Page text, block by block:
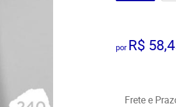
por R$
Frete e